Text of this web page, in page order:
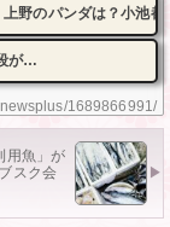
1689866991/
野のパンダは？小池
が…
用魚」が
スク会